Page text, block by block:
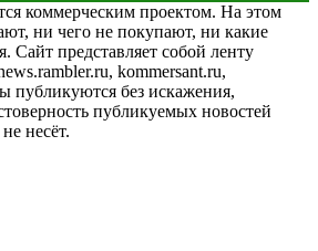
коммерческим проектом. На этом
ни чего не покупают, ни какие
Сайт представляет собой ленту
kommersant.ru,
публикуются без искажения,
публикуемых новостей
несёт.